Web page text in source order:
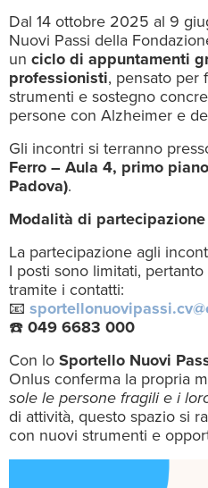
Dal 14 ottobre 2025 al 9
Nuovi Passi della
un ciclo di appuntamenti
professionisti, pensato per
strumenti e sostegno
persone con Alzheimer e
Gli incontri si terranno
Ferro – Aula 4, primo
Padova).
Modalità di partecipazione
La partecipazione agli
I posti sono limitati,
tramite i contatti:
📧
☎️ 049 6683 000
Con lo Sportello Nuovi
Onlus conferma la propria
sole le persone fragili e i
di attività, questo spazio si
con nuovi strumenti e